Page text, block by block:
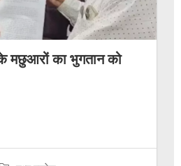
मछुआरों का भुगतान को